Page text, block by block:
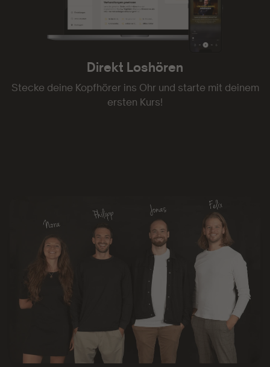
Direkt Loshören
Stecke deine Kopfhörer ins Ohr und starte mit deinem
ersten Kurs!